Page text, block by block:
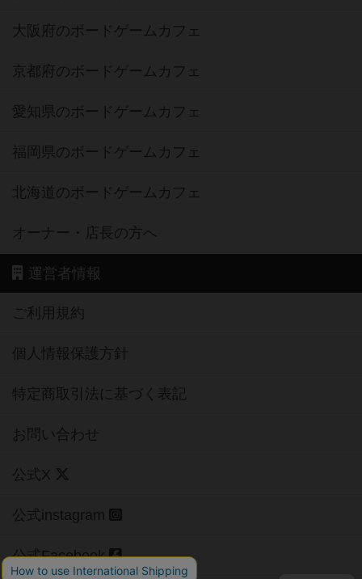
大阪府のボードゲームカフェ
京都府のボードゲームカフェ
愛知県のボードゲームカフェ
福岡県のボードゲームカフェ
北海道のボードゲームカフェ
オーナー・店長の方へ
運営者情報
ご利用規約
個人情報保護方針
特定商取引法に基づく表記
お問い合わせ
公式X
公式instagram
公式Facebook